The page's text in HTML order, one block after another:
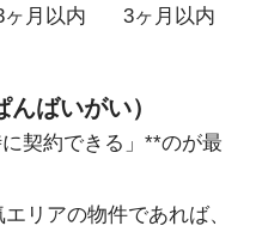
ヶ月以内 3ヶ月以内
ばいがい）
契約できる」**のが最
リアの物件であれば、